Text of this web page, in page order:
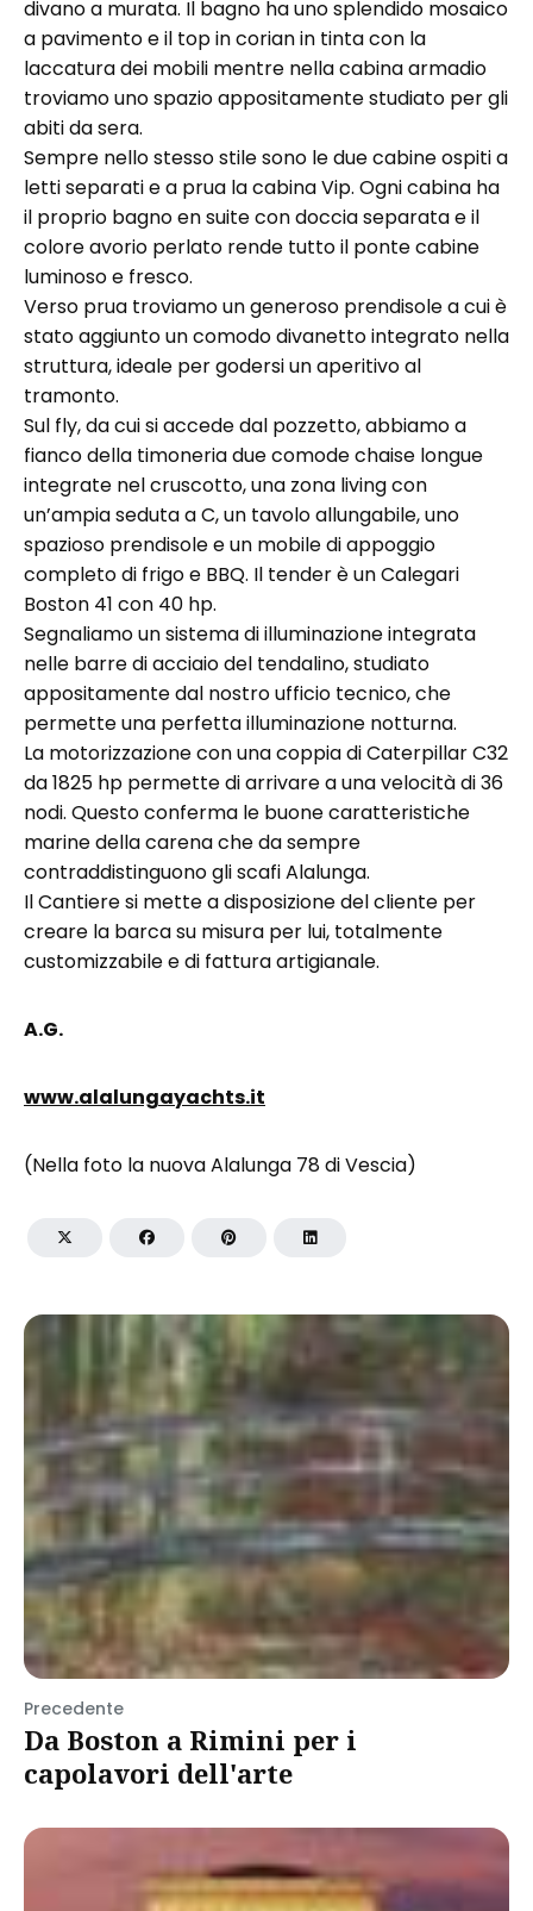
divano a murata. Il bagno ha uno splendido mosaico
a pavimento e il top in corian in tinta con la
laccatura dei mobili mentre nella cabina armadio
troviamo uno spazio appositamente studiato per gli
abiti da sera.
Sempre nello stesso stile sono le due cabine ospiti a
letti separati e a prua la cabina Vip. Ogni cabina ha
il proprio bagno en suite con doccia separata e il
colore avorio perlato rende tutto il ponte cabine
luminoso e fresco.
Verso prua troviamo un generoso prendisole a cui è
stato aggiunto un comodo divanetto integrato nella
struttura, ideale per godersi un aperitivo al
tramonto.
Sul fly, da cui si accede dal pozzetto, abbiamo a
fianco della timoneria due comode chaise longue
integrate nel cruscotto, una zona living con
un’ampia seduta a C, un tavolo allungabile, uno
spazioso prendisole e un mobile di appoggio
completo di frigo e BBQ. Il tender è un Calegari
Boston 41 con 40 hp.
Segnaliamo un sistema di illuminazione integrata
nelle barre di acciaio del tendalino, studiato
appositamente dal nostro ufficio tecnico, che
permette una perfetta illuminazione notturna.
La motorizzazione con una coppia di Caterpillar C32
da 1825 hp permette di arrivare a una velocità di 36
nodi. Questo conferma le buone caratteristiche
marine della carena che da sempre
contraddistinguono gli scafi Alalunga.
Il Cantiere si mette a disposizione del cliente per
creare la barca su misura per lui, totalmente
customizzabile e di fattura artigianale.
A.G.
www.alalungayachts.it
(Nella foto la nuova Alalunga 78 di Vescia)
Precedente
Da Boston a Rimini per i
capolavori dell'arte